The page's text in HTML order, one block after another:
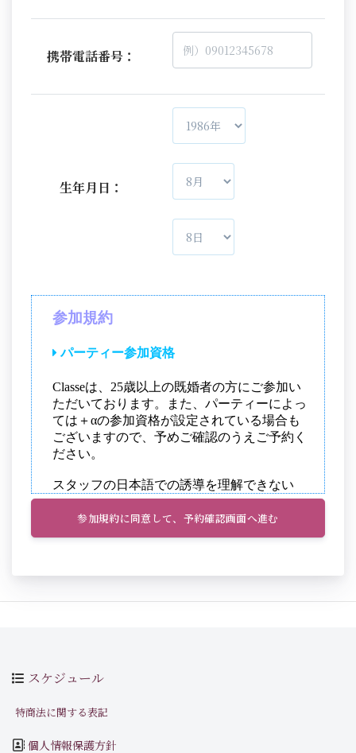
携帯電話番号：
生年月日：
参加規約に同意して、予約確認画面へ進む
スケジュール
特商法に関する表記
個人情報保護方針